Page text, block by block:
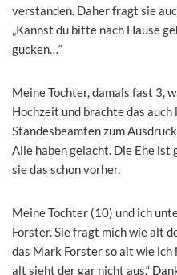
verstanden. Daher fragt sie
„Kannst du bitte nach Hause
gucken…“
Meine Tochter, damals fast 3,
Hochzeit und brachte das
Standesbeamten zum
Alle haben gelacht. Die Ehe
sie das schon vorher.
Meine Tochter (10) und ich
Forster. Sie fragt mich wie alt
das Mark Forster so alt wie ich
alt sieht der gar nicht aus.“